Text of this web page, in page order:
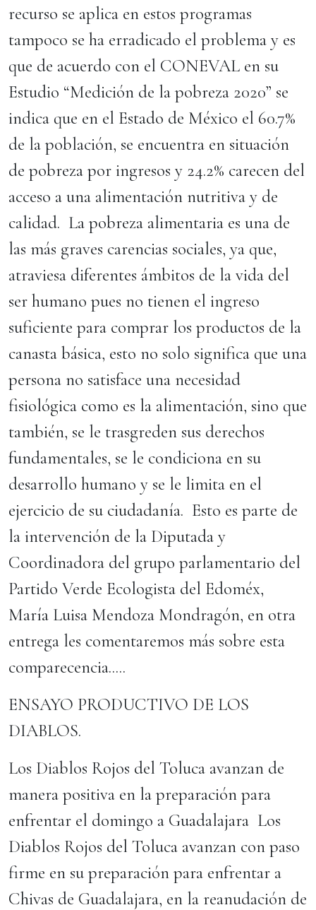
recurso se aplica en estos programas
tampoco se ha erradicado el problema y es
que de acuerdo con el CONEVAL en su
Estudio “Medición de la pobreza 2020” se
indica que en el Estado de México el 60.7%
de la población, se encuentra en situación
de pobreza por ingresos y 24.2% carecen del
acceso a una alimentación nutritiva y de
calidad. La pobreza alimentaria es una de
las más graves carencias sociales, ya que,
atraviesa diferentes ámbitos de la vida del
ser humano pues no tienen el ingreso
suficiente para comprar los productos de la
canasta básica, esto no solo significa que una
persona no satisface una necesidad
fisiológica como es la alimentación, sino que
también, se le trasgreden sus derechos
fundamentales, se le condiciona en su
desarrollo humano y se le limita en el
ejercicio de su ciudadanía. Esto es parte de
la intervención de la Diputada y
Coordinadora del grupo parlamentario del
Partido Verde Ecologista del Edoméx,
María Luisa Mendoza Mondragón, en otra
entrega les comentaremos más sobre esta
comparecencia.....
ENSAYO PRODUCTIVO DE LOS
DIABLOS.
Los Diablos Rojos del Toluca avanzan de
manera positiva en la preparación para
enfrentar el domingo a Guadalajara Los
Diablos Rojos del Toluca avanzan con paso
firme en su preparación para enfrentar a
Chivas de Guadalajara, en la reanudación de